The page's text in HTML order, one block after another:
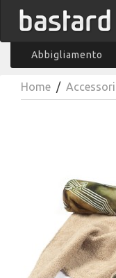
Abbigliamento
Home / Accessori